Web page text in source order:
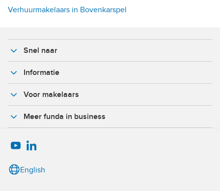
Verhuurmakelaars in Bovenkarspel
Snel naar
Informatie
Voor makelaars
Meer funda in business
English